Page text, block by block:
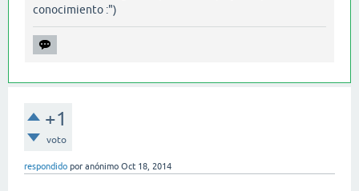
conocimiento :")
+1
voto
respondido por anónimo Oct 18, 2014